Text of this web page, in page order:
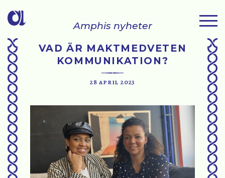
Amphis nyheter
VAD ÄR MAKTMEDVETEN
KOMMUNIKATION?
28 april 2023